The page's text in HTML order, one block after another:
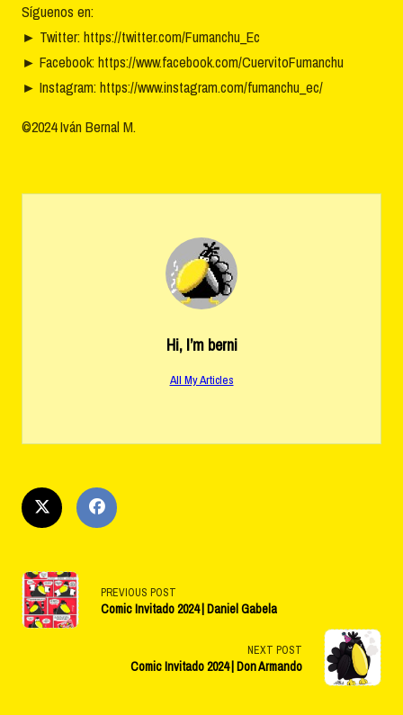
Síguenos en:
► Twitter: https://twitter.com/Fumanchu_Ec
► Facebook: https://www.facebook.com/CuervitoFumanchu
► Instagram: https://www.instagram.com/fumanchu_ec/
©2024 Iván Bernal M.
Hi, I’m berni
All My Articles
<span
class="nav-
PREVIOUS POST
Comic Invitado 2024 | Daniel Gabela
NEXT POST
Comic Invitado 2024 | Don Armando